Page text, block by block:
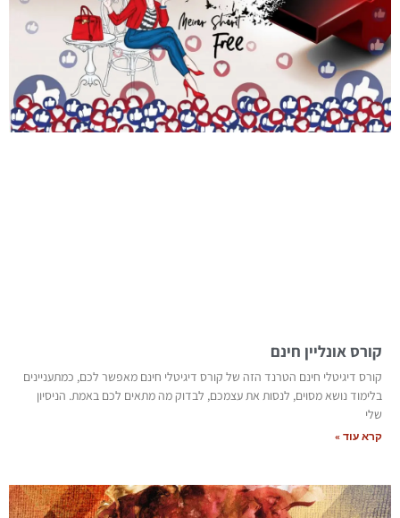
קורס אונליין חינם
קורס דיגיטלי חינם הטרנד הזה של קורס דיגיטלי חינם מאפשר לכם, כמתעניינים
בלימוד נושא מסוים, לנסות את עצמכם, לבדוק מה מתאים לכם באמת. הניסיון
שלי
קרא עוד »